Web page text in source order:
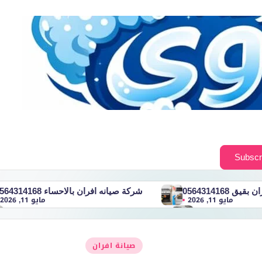
شركة صيانه افران بالاحساء 0564314168
مايو 11, 2026 مايو 11, 2026
مايو 11, 2026 مايو 11, 2026
نُشرصيانة افران